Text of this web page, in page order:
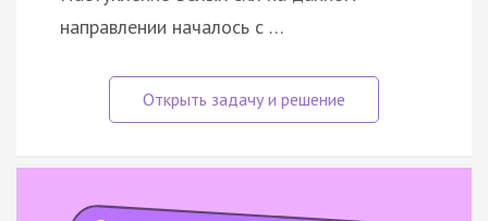
направлении началось с …